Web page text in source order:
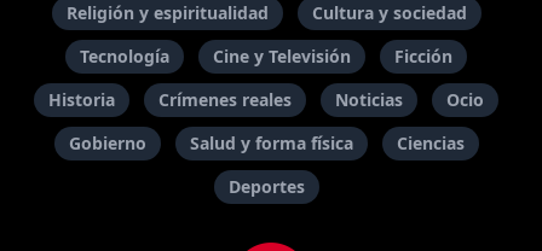
Religión y espiritualidad
Cultura y sociedad
Tecnología
Cine y Televisión
Ficción
Historia
Crímenes reales Noticias
Ocio
Gobierno
Salud y forma física
Ciencias
Deportes